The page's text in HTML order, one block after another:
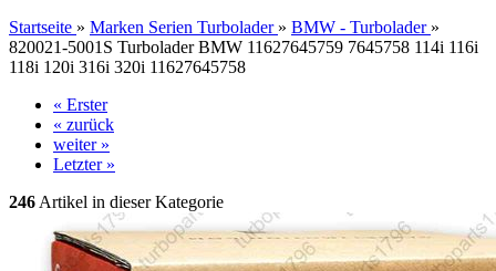
Startseite » Marken Serien Turbolader » BMW - Turbolader »
820021-5001S Turbolader BMW 11627645759 7645758 114i 116i
118i 120i 316i 320i 11627645758
« Erster
« zurück
weiter »
Letzter »
246 Artikel in dieser Kategorie